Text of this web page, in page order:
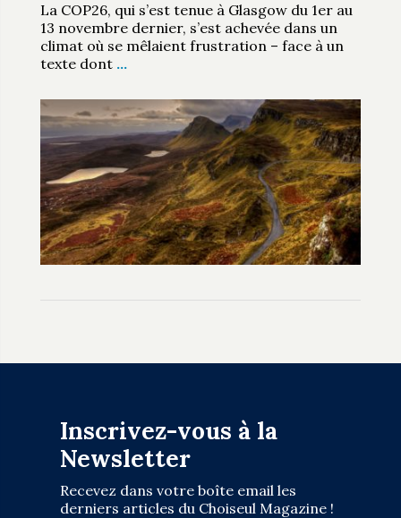
La COP26, qui s’est tenue à Glasgow du 1er au
13 novembre dernier, s’est achevée dans un
climat où se mêlaient frustration – face à un
texte dont …
Inscrivez-vous à la
Newsletter
Recevez dans votre boîte email les
derniers articles du Choiseul Magazine !